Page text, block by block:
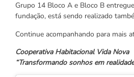
Grupo 14 Bloco A e Bloco B
fundação, está sendo realizado
Continue acompanhando para mais
Cooperativa Habitacional Vida Nova
“Transformando sonhos em